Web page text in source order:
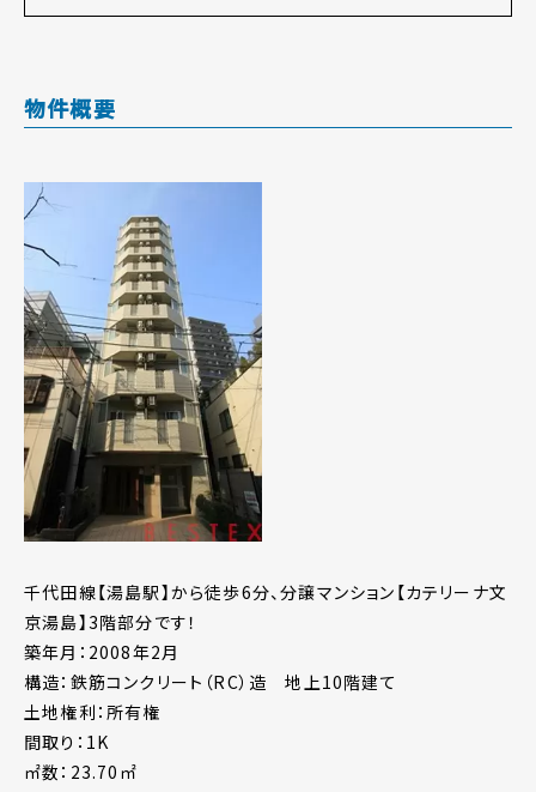
物件概要
千代田線【湯島駅】から徒歩6分、分譲マンション【カテリーナ文
京湯島】3階部分です！
築年月：2008年2月
構造：鉄筋コンクリート（RC）造 地上10階建て
土地権利：所有権
間取り：1K
㎡数：23.70㎡